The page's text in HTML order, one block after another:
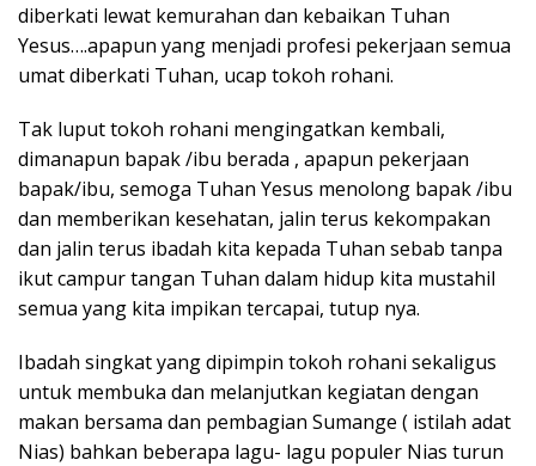
diberkati lewat kemurahan dan kebaikan Tuhan
Yesus….apapun yang menjadi profesi pekerjaan semua
umat diberkati Tuhan, ucap tokoh rohani.
Tak luput tokoh rohani mengingatkan kembali,
dimanapun bapak /ibu berada , apapun pekerjaan
bapak/ibu, semoga Tuhan Yesus menolong bapak /ibu
dan memberikan kesehatan, jalin terus kekompakan
dan jalin terus ibadah kita kepada Tuhan sebab tanpa
ikut campur tangan Tuhan dalam hidup kita mustahil
semua yang kita impikan tercapai, tutup nya.
Ibadah singkat yang dipimpin tokoh rohani sekaligus
untuk membuka dan melanjutkan kegiatan dengan
makan bersama dan pembagian Sumange ( istilah adat
Nias) bahkan beberapa lagu- lagu populer Nias turun